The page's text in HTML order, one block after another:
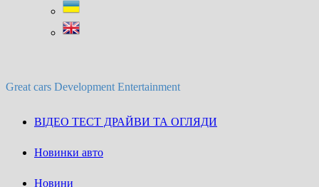
Great cars Development Entertainment
ВІДЕО ТЕСТ ДРАЙВИ ТА ОГЛЯДИ
Новинки авто
Новини